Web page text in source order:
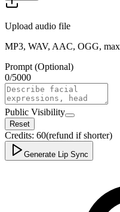
Upload audio file
MP3, WAV, AAC, OGG,
Prompt (Optional)
0/5000
Public Visibility
Reset
Credits: 60(refund if shorter)
Generate Lip Sync